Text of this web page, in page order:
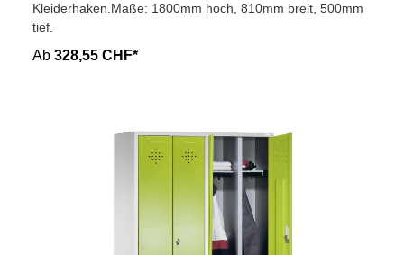
Kleiderhaken.Maße: 1800mm hoch, 810mm breit, 500mm
tief.
Ab 328,55 CHF*